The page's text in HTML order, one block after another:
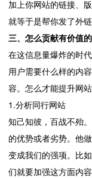
加上你网站的链接、
就等于是帮你发了外链
三、怎么贡献有价值
在这信息量爆炸的时
用户需要什么样的内
容。怎么才能提升网
1.分析同行网站
知己知彼，百战不殆
的优势或者劣势。他
变成我们的强项。比
们就要加强这方面内